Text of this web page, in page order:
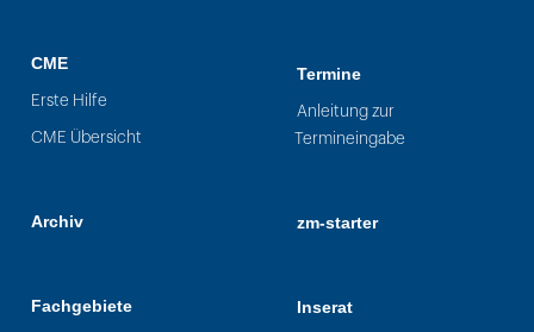
CME
Erste Hilfe
CME Übersicht
Archiv
Fachgebiete
Termine
Anleitung zur
Termineingabe
zm-starter
Inserat